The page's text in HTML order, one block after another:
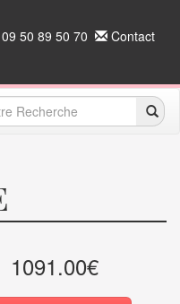
50 89 50 70 Contact
1091.00€